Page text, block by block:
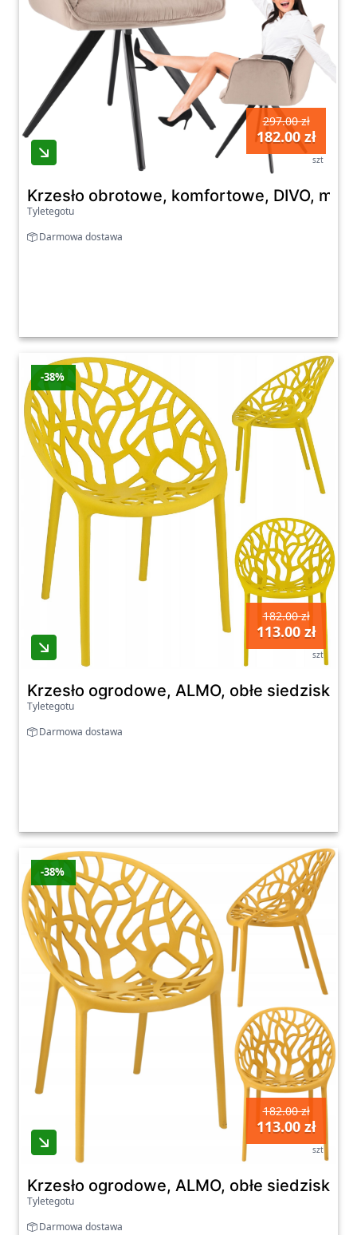
297.00 zł
182.00 zł
szt
Krzesło obrotowe, komfortowe, DIVO,
Tyletegotu
Darmowa dostawa
-38%
182.00 zł
113.00 zł
szt
Krzesło ogrodowe, ALMO, obłe siedzisko,
Tyletegotu
Darmowa dostawa
-38%
182.00 zł
113.00 zł
szt
Krzesło ogrodowe, ALMO, obłe
Tyletegotu
Darmowa dostawa